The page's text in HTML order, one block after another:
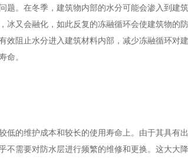
题。在冬季，建筑物内部的水分可能会渗入到建
又会融化，如此反复的冻融循环会使建筑物的
效阻止水分进入建筑材料内部，减少冻融循环对
命。
低的维护成本和较长的使用寿命上。由于其具有
不需要对防水层进行频繁的维修和更换。这大大